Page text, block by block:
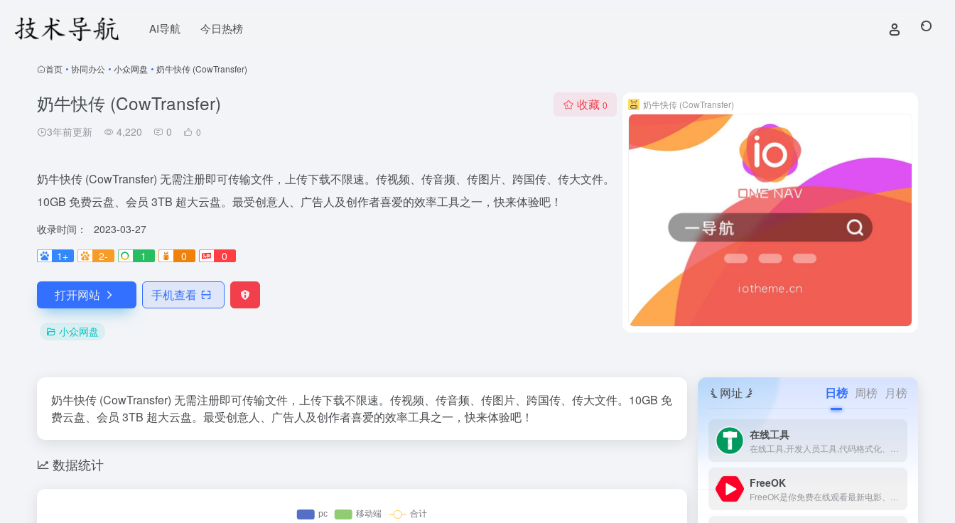
AI导航 今日热榜
首页 • 协同办公 • 小众网盘 • 奶牛快传 (CowTransfer)
奶牛快传 (CowTransfer)
3年前更新 4,220 0 0
收藏 0
奶牛快传 (CowTransfer) 无需注册即可传输文件，上传下载不限速。传视频、传音频、传图片、跨国传、传大文件。
10GB 免费云盘、会员 3TB 超大云盘。最受创意人、广告人及创作者喜爱的效率工具之一，快来体验吧！
收录时间：
2023-03-27
1+
2- 1 0 0
打开网站 手机查看
小众网盘
奶牛快传 (CowTransfer)
奶牛快传 (CowTransfer) 无需注册即可传输文件，上传下载不限速。传视频、传音频、传图片、跨国传、传大文件。10GB 免
费云盘、会员 3TB 超大云盘。最受创意人、广告人及创作者喜爱的效率工具之一，快来体验吧！
数据统计
网址 日榜 周榜 月榜
在线工具
FreeOK